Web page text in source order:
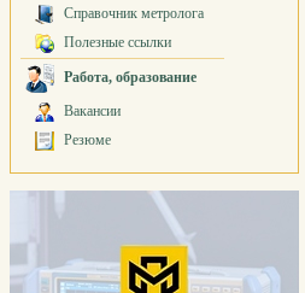
Справочник метролога
Полезные ссылки
Работа, образование
Вакансии
Резюме